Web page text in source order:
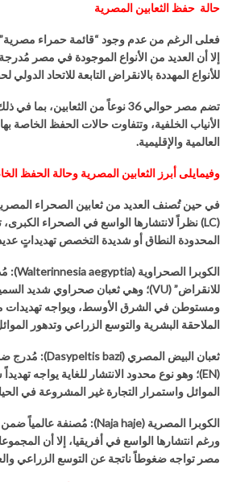
حالة حفظ الثعابين المصرية
فعلى الرغم من عدم وجود “قائمة حمراء مصرية”
إلا أن العديد من الأنواع الموجودة في مصر
للأنواع المهددة بالانقراض التابعة للاتحاد الدولي
تضم مصر حوالي36نوعاً من الثعابين، بما في
الأنياب الخلفية، وتتفاوت حالات الحفظ الخاصة
العالمية والإقليمية.
وفيمايلى أبرز الثعابين المصرية وحالة الحفظ
في حين تُصنف العديد من ثعابين الصحراء
(
LC
)نظراً لانتشارها الواسع في الصحراء الكبرى،
المحدودة النطاق أو شديدة التخصص تهديداتٍ
الكوبرا الصحراوية (
Walterinnesia aegyptia
):
للانقراض” (
VU
)؛ وهي ثعبان صحراوي شديد
ومستوطن في الشرق الأوسط، ويواجه تهديدات
الملاحقة البشرية والتوسع الزراعي وتدهور
ثعبان البيض المصري (
Dasypeltis bazi
): مُدرج
(
EN
)؛ وهو نوع محدود الانتشار للغاية يواجه
الموائل واستمرار التجارة غير المشروعة في
الكوبرا المصرية (
Naja haje
): مُصنفة عالمياً ضمن
ورغم انتشارها الواسع في أفريقيا، إلا أن
مصر تواجه ضغوطاً ناتجة عن التوسع الزراعي